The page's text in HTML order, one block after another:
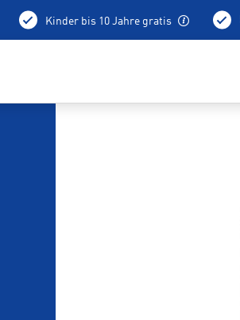
Kinder bis 10 Jahre gratis